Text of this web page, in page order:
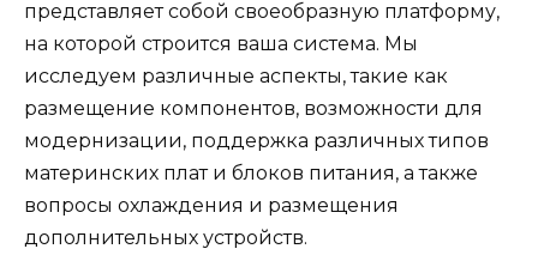
представляет собой своеобразную платформу,
на которой строится ваша система. Мы
исследуем различные аспекты, такие как
размещение компонентов, возможности для
модернизации, поддержка различных типов
материнских плат и блоков питания, а также
вопросы охлаждения и размещения
дополнительных устройств.